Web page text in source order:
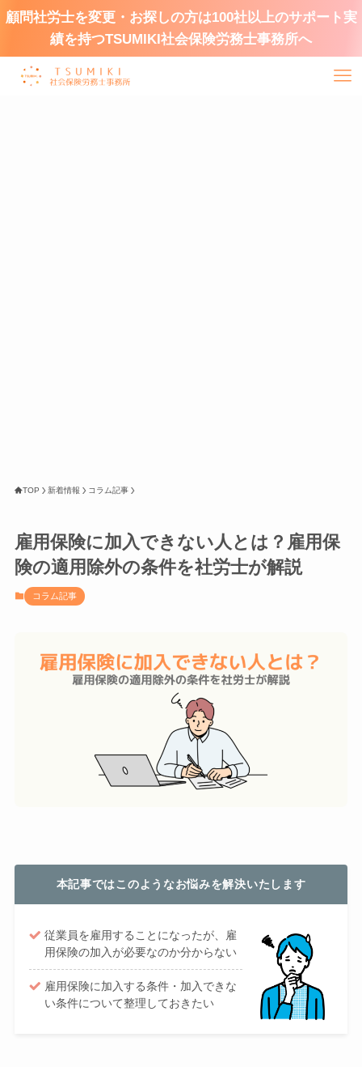
顧問社労士を変更・お探しの方は100社以上のサポート実
績を持つTSUMIKI社会保険労務士事務所へ
TOP 新着情報 コラム記事
雇用保険に加入できない人とは？雇用保
険の適用除外の条件を社労士が解説
コラム記事
本記事ではこのようなお悩みを解決いたします
従業員を雇用することになったが、雇
用保険の加入が必要なのか分からない
雇用保険に加入する条件・加入できな
い条件について整理しておきたい